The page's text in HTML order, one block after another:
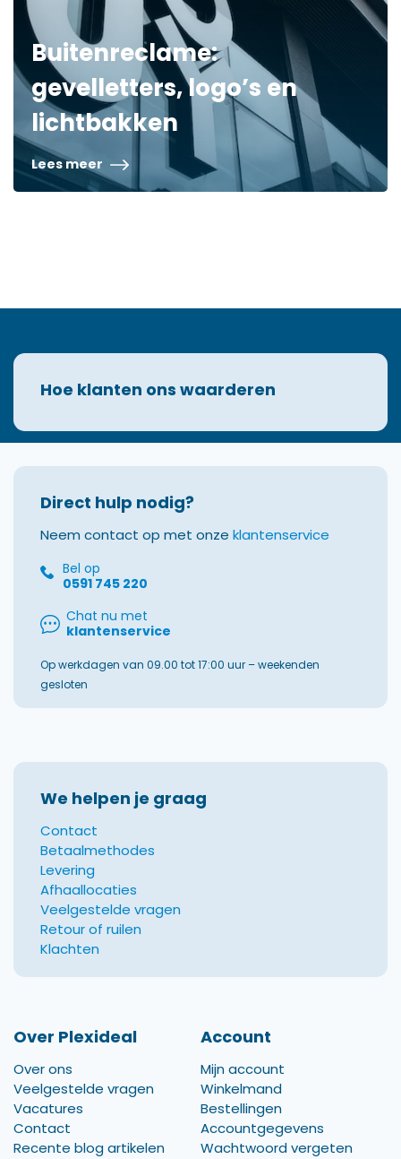
Buitenreclame:
gevelletters, logo’s en
lichtbakken
Lees meer
Hoe klanten ons waarderen
Direct hulp nodig?
Neem contact op met onze klantenservice
Bel op
0591 745 220
Chat nu met
klantenservice
Op werkdagen van 09.00 tot 17:00 uur – weekenden
gesloten
We helpen je graag
Contact
Betaalmethodes
Levering
Afhaallocaties
Veelgestelde vragen
Retour of ruilen
Klachten
Over Plexideal
Over ons
Veelgestelde vragen
Vacatures
Contact
Recente blog artikelen
Account
Mijn account
Winkelmand
Bestellingen
Accountgegevens
Wachtwoord vergeten